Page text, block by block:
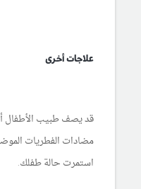
علاجات أخرى
قد يصف طبيب الأطفال
مضادات الفطريات
استمرت حالة طفلك.